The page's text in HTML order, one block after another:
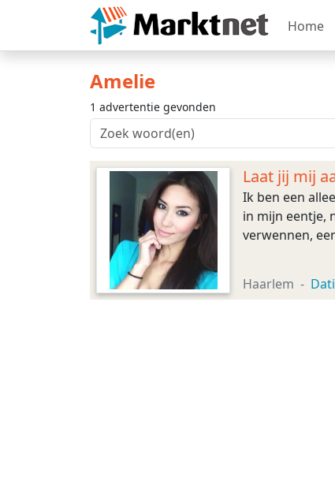
Home
Amelie
1 advertentie gevonden
Laat jij mij
Ik ben een
in mijn eentje,
verwennen,
Haarlem